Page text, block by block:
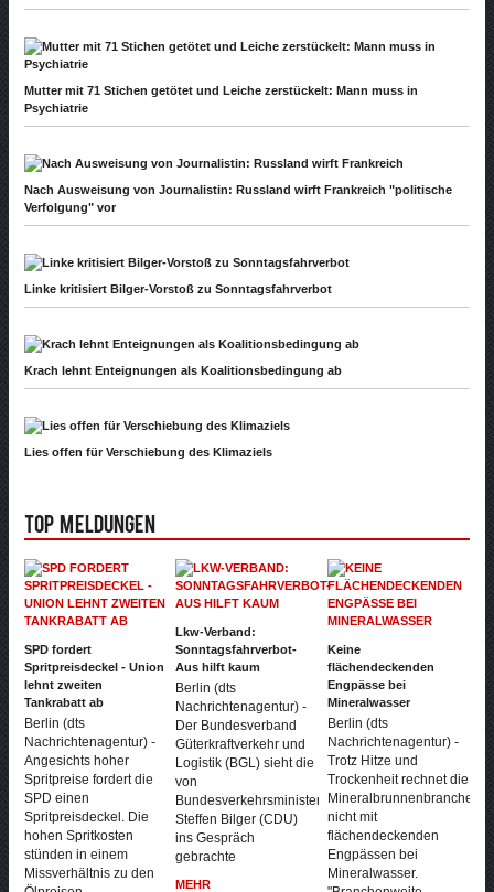
Mutter mit 71 Stichen getötet und Leiche zerstückelt: Mann muss in
Psychiatrie
Nach Ausweisung von Journalistin: Russland wirft Frankreich "politische
Verfolgung" vor
Linke kritisiert Bilger-Vorstoß zu Sonntagsfahrverbot
Krach lehnt Enteignungen als Koalitionsbedingung ab
Lies offen für Verschiebung des Klimaziels
Top Meldungen
SPD fordert
Spritpreisdeckel - Union
lehnt zweiten
Tankrabatt ab
Berlin (dts
Nachrichtenagentur) -
Angesichts hoher
Spritpreise fordert die
SPD einen
Spritpreisdeckel. Die
hohen Spritkosten
stünden in einem
Missverhältnis zu den
Lkw-Verband:
Sonntagsfahrverbot-
Aus hilft kaum
Berlin (dts
Nachrichtenagentur) -
Der Bundesverband
Güterkraftverkehr und
Logistik (BGL) sieht die
von
Bundesverkehrsminister
Steffen Bilger (CDU)
ins Gespräch
gebrachte
MEHR
Keine
flächendeckenden
Engpässe bei
Mineralwasser
Berlin (dts
Nachrichtenagentur) -
Trotz Hitze und
Trockenheit rechnet die
Mineralbrunnenbranche
nicht mit
flächendeckenden
Engpässen bei
Mineralwasser.